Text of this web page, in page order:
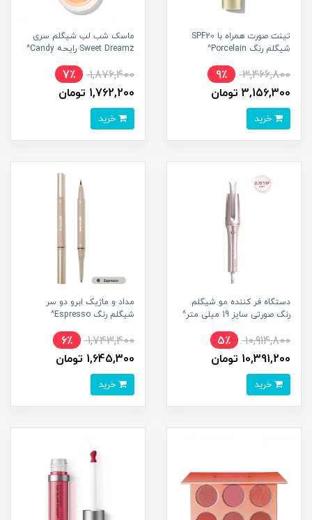
تینت صورت همراه با SPF20
شیگلم رنگ Porcelain^
3,466,800
9٪
3,156,300 تومان
ماسک شب لب شیگلم سری
Sweet Dreamz رایحه Candy^
1,876,400
7٪
1,762,200 تومان
دستگاه فر کننده مو شیگلم
رنگ صورتی سایز 19 میلی متر^
10,914,800
5٪
10,391,200 تومان
مداد و ماژیک ابرو دو سر
شیگلم رنگ Espresso^
1,743,400
6٪
1,645,300 تومان